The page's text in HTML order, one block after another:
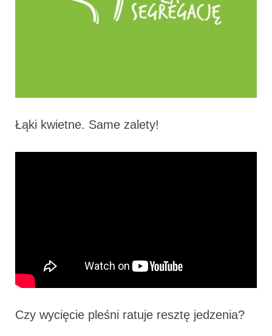
Łąki kwietne. Same zalety!
Czy wycięcie pleśni ratuje resztę jedzenia?